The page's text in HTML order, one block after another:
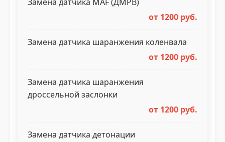
от 1200 руб.
Замена датчика шаранжения коленвала
от 1200 руб.
Замена датчика шаранжения
дроссельной заслонки
от 1200 руб.
Замена датчика детонации